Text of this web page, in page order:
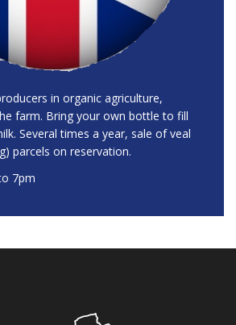
in organic agriculture,
farm. Bring your own bottle to fill
Several times a year, sale of veal
parcels on reservation.
7pm